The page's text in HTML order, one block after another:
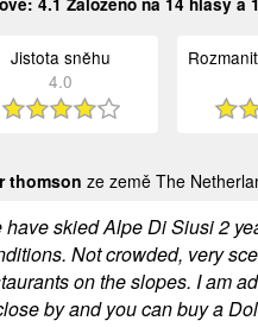
Jistota sněhu
4.0
thomson ze země The
have skied Alpe Di Siusi 2
Not crowded, very
on the slopes. I am
by and you can buy a